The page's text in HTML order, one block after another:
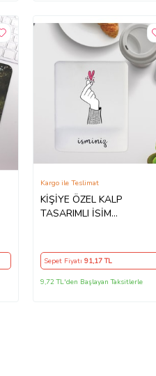
KİŞİYE ÖZEL KALP
TASARIMLI İSİM
Kargo ile Teslimat
Sepet Fiyatı 91,17 TL
9,72 TL'den Başlayan Taksitlerle